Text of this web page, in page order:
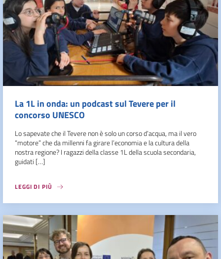
La 1L in onda: un podcast sul Tevere per il
concorso UNESCO
Lo sapevate che il Tevere non è solo un corso d’acqua, ma il vero
“motore” che da millenni fa girare l’economia e la cultura della
nostra regione? I ragazzi della classe 1L della scuola secondaria,
guidati […]
LEGGI DI PIÙ